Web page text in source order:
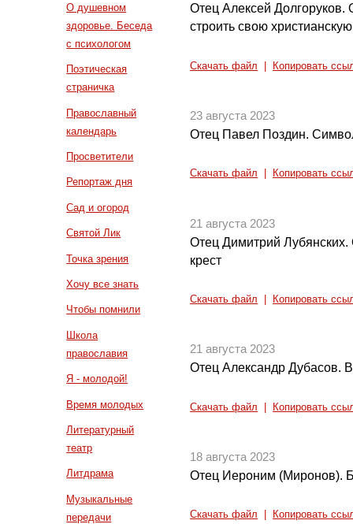
О душевном
здоровье. Беседа
с психологом
Поэтическая
страничка
Православный
календарь
Просветители
Репортаж дня
Сад и огород
Святой Лик
Точка зрения
Хочу все знать
Чтобы помнили
Школа
православия
Я - молодой!
Время молодых
Литературный
театр
Литдрама
Музыкальные
передачи
Отец Алексей Долгоруков.
строить свою
Скачать файл Копировать
23 августа 2023
Отец Павел Поздин.
Скачать файл Копировать
21 августа 2023
Отец Димитрий Лубянских.
крест
Скачать файл Копировать
21 августа 2023
Отец Александр Дубасов.
Скачать файл Копировать
18 августа 2023
Отец Иероним (Миронов).
Скачать файл Копировать